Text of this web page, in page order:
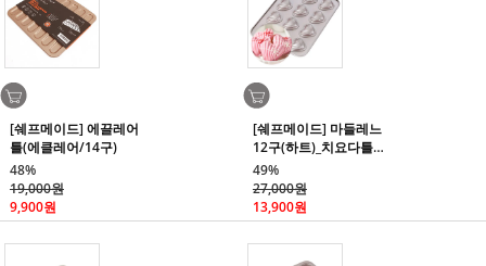
[쉐프메이드] 에끌레어
틀(에클레어/14구)
48%
19,000원
9,900원
[쉐프메이드] 마들레느
12구(하트)_치요다틀
수준의 프리미엄 코팅
49%
27,000원
13,900원